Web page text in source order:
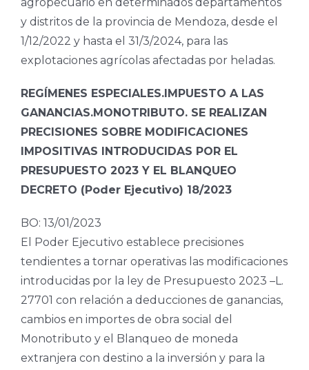
agropecuario en determinados departamentos
y distritos de la provincia de Mendoza, desde el
1/12/2022 y hasta el 31/3/2024, para las
explotaciones agrícolas afectadas por heladas.
REGÍMENES ESPECIALES.IMPUESTO A LAS
GANANCIAS.MONOTRIBUTO. SE REALIZAN
PRECISIONES SOBRE MODIFICACIONES
IMPOSITIVAS INTRODUCIDAS POR EL
PRESUPUESTO 2023 Y EL BLANQUEO
DECRETO (Poder Ejecutivo) 18/2023
BO: 13/01/2023
El Poder Ejecutivo establece precisiones
tendientes a tornar operativas las modificaciones
introducidas por la ley de Presupuesto 2023 –L.
27701 con relación a deducciones de ganancias,
cambios en importes de obra social del
Monotributo y el Blanqueo de moneda
extranjera con destino a la inversión y para la